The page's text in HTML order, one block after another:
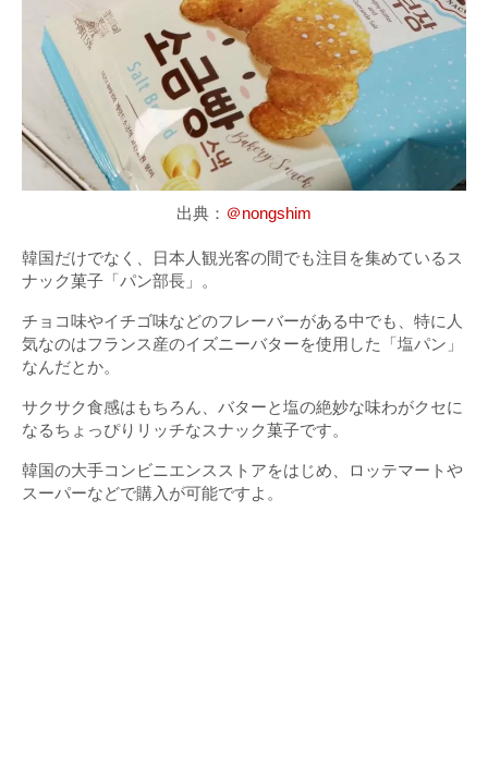
出典： ＠nongshim
韓国だけでなく、日本人観光客の間でも注目を集めているス
ナック菓子「パン部長」。
チョコ味やイチゴ味などのフレーバーがある中でも、特に人
気なのはフランス産のイズニーバターを使用した「塩パン」
なんだとか。
サクサク食感はもちろん、バターと塩の絶妙な味わがクセに
なるちょっぴりリッチなスナック菓子です。
韓国の大手コンビニエンスストアをはじめ、ロッテマートや
スーパーなどで購入が可能ですよ。